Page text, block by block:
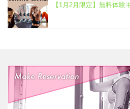
【1月2月限定】無料体験